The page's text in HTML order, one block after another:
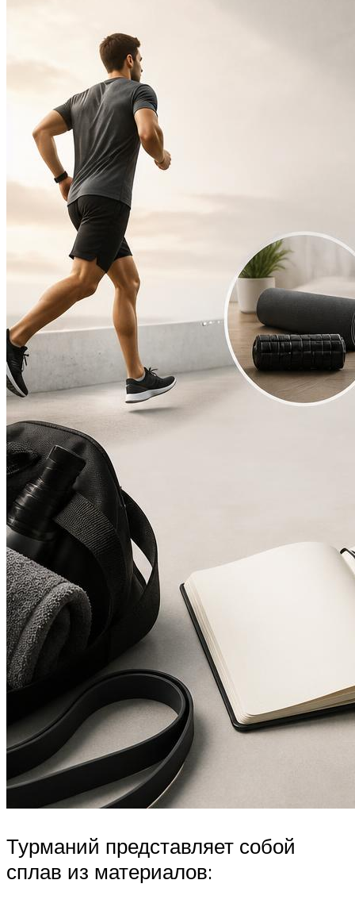
Турманий представляет собой
сплав из материалов: